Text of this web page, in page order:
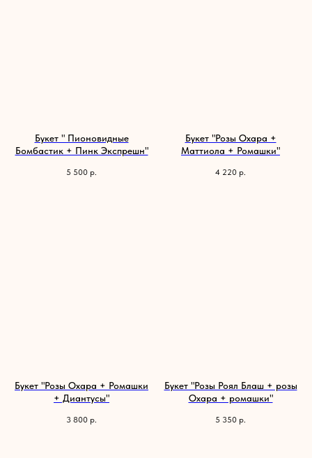
Букет " Пионовидные
Бомбастик + Пинк Экспрешн"
5 500 р.
Букет "Розы Охара +
Маттиола + Ромашки"
4 220 р.
Букет "Розы Охара + Ромашки
+ Диантусы"
3 800 р.
Букет "Розы Роял Блаш + розы
Охара + ромашки"
5 350 р.